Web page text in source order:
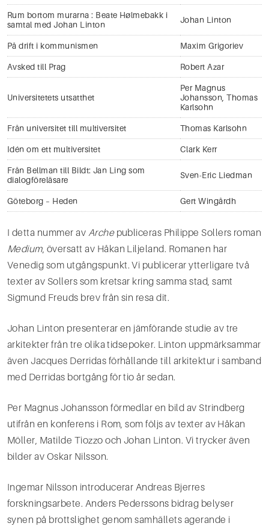
Rum bortom murarna : Beate Hølmebakk i
samtal med Johan Linton
Johan Linton
På drift i kommunismen Maxim Grigoriev
Avsked till Prag Robert Azar
Universitetets utsatthet
Per Magnus
Johansson,Thomas
Karlsohn
Från universitet till multiversitet Thomas Karlsohn
Idén om ett multiversitet Clark Kerr
Från Bellman till Bildt: Jan Ling som
dialogföreläsare
Sven-Eric Liedman
Göteborg – Heden Gert Wingårdh
I detta nummer av Archepubliceras Philippe Sollers roman
Medium, översatt av Håkan Liljeland. Romanen har
Venedig som utgångspunkt. Vi publicerar ytterligare två
texter av Sollers som kretsar kring samma stad, samt
Sigmund Freuds brev från sin resa dit.
Johan Linton presenterar en jämförande studie av tre
arkitekter från tre olika tidsepoker. Linton uppmärksammar
även Jacques Derridas förhållande till arkitektur i samband
med Derridas bortgång för tio år sedan.
Per Magnus Johansson förmedlar en bild av Strindberg
utifrån en konferens i Rom, som följs av texter av Håkan
Möller, Matilde Tiozzo och Johan Linton. Vi trycker även
bilder av Oskar Nilsson.
Ingemar Nilsson introducerar Andreas Bjerres
forskningsarbete. Anders Pederssons bidrag belyser
synen på brottslighet genom samhällets agerande i